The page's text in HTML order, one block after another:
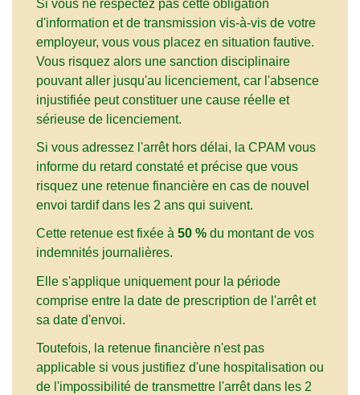
Si vous ne respectez pas cette obligation
d'information et de transmission vis-à-vis de votre
employeur, vous vous placez en situation fautive.
Vous risquez alors une sanction disciplinaire
pouvant aller jusqu'au licenciement, car l'absence
injustifiée peut constituer une cause réelle et
sérieuse de licenciement.
Si vous adressez l'arrêt hors délai, la CPAM vous
informe du retard constaté et précise que vous
risquez une retenue financière en cas de nouvel
envoi tardif dans les 2 ans qui suivent.
Cette retenue est fixée à 50 % du montant de vos
indemnités journalières.
Elle s'applique uniquement pour la période
comprise entre la date de prescription de l'arrêt et
sa date d'envoi.
Toutefois, la retenue financière n'est pas
applicable si vous justifiez d'une hospitalisation ou
de l'impossibilité de transmettre l'arrêt dans les 2